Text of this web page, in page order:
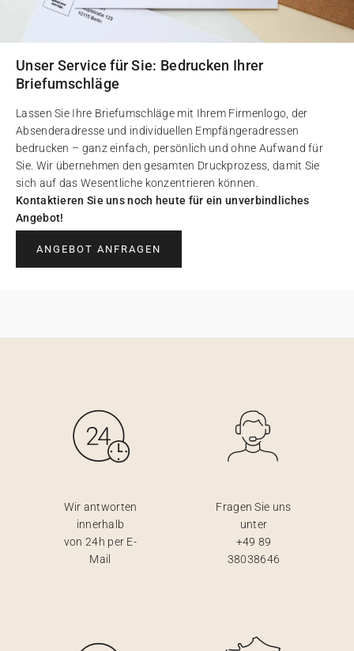
Unser Service für Sie: Bedrucken Ihrer
Briefumschläge
Lassen Sie Ihre Briefumschläge mit Ihrem Firmenlogo, der
Absenderadresse und individuellen Empfängeradressen
bedrucken – ganz einfach, persönlich und ohne Aufwand für
Sie. Wir übernehmen den gesamten Druckprozess, damit Sie
sich auf das Wesentliche konzentrieren können.
Kontaktieren Sie uns noch heute für ein unverbindliches
Angebot!
ANGEBOT ANFRAGEN
Wir antworten
innerhalb
von 24h per E-
Mail
Fragen Sie uns
unter
+49 89
38038646